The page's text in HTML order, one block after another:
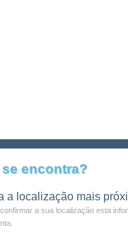
encontra?
a localização mais
a sua localização esta